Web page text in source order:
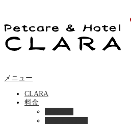
メニュー
CLARA
料金